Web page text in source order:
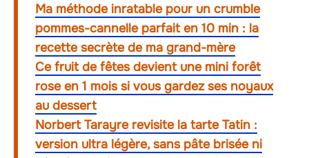
Ma méthode inratable pour un crumble
pommes-cannelle parfait en 10 min : la
recette secrète de ma grand-mère
Ce fruit de fêtes devient une mini forêt
rose en 1 mois si vous gardez ses noyaux
au dessert
Norbert Tarayre revisite la tarte Tatin :
version ultra légère, sans pâte brisée ni